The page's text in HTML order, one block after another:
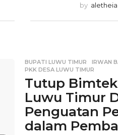
by aletheia
BUPATI LUWU TIMUR ,IRWAN
PKK DESA LUWU TIMUR
Tutup
Luwu Timur
Penguatan
dalam